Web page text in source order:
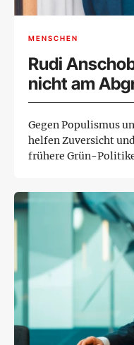
MENSCHEN
Rudi
nicht am
Gegen Populismus
helfen Zuversicht
frühere Grün-